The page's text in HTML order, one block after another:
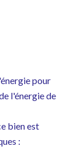
pour
l'énergie de
bien est
: